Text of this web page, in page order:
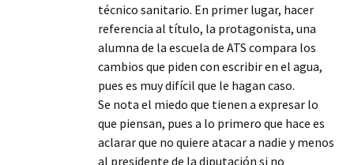
técnico sanitario. En primer lugar, hacer
referencia al título, la protagonista, una
alumna de la escuela de ATS compara los
cambios que piden con escribir en el agua,
pues es muy difícil que le hagan caso.
Se nota el miedo que tienen a expresar lo
que piensan, pues a lo primero que hace es
aclarar que no quiere atacar a nadie y menos
al presidente de la diputación si no